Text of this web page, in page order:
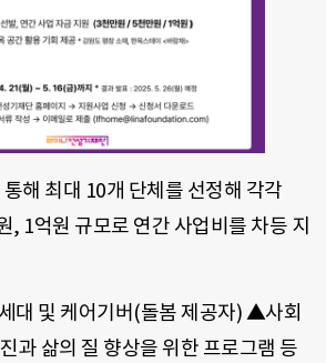
해 최대 10개 단체를 선정해 각각
, 1억원 규모로 연간 사업비를 차등 지
대 및 케어기버(돌봄 제공자) ▲사회
과 삶의 질 향상을 위한 프로그램 등